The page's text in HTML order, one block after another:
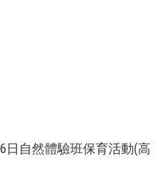
日自然體驗班保育活動(高